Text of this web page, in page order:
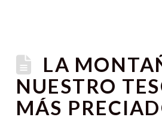
LA
NUESTRO
MÁS